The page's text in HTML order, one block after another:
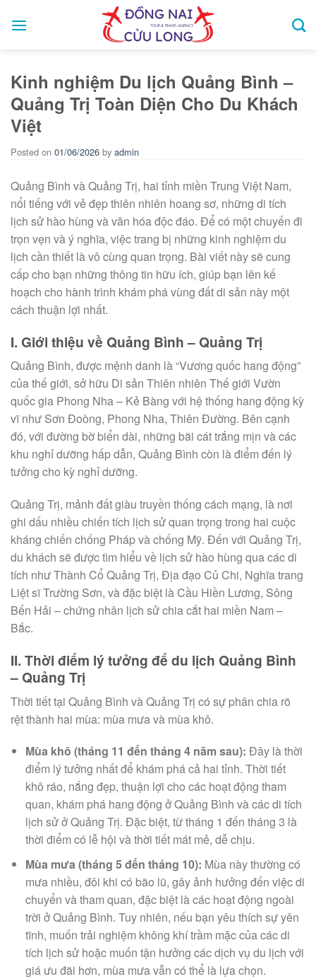
Kinh nghiệm Du lịch Quảng Bình –
Quảng Trị Toàn Diện Cho Du Khách
Việt
Posted on 01/06/2026 by admin
Quảng Bình và Quảng Trị, hai tỉnh miền Trung Việt Nam,
nổi tiếng với vẻ đẹp thiên nhiên hoang sơ, những di tích
lịch sử hào hùng và văn hóa độc đáo. Để có một chuyến đi
trọn vẹn và ý nghĩa, việc trang bị những kinh nghiệm du
lịch cần thiết là vô cùng quan trọng. Bài viết này sẽ cung
cấp cho bạn những thông tin hữu ích, giúp bạn lên kế
hoạch cho hành trình khám phá vùng đất di sản này một
cách thuận lợi nhất.
I. Giới thiệu về Quảng Bình – Quảng Trị
Quảng Bình, được mệnh danh là “Vương quốc hang động”
của thế giới, sở hữu Di sản Thiên nhiên Thế giới Vườn
quốc gia Phong Nha – Kẻ Bàng với hệ thống hang động kỳ
vĩ như Sơn Đoòng, Phong Nha, Thiên Đường. Bên cạnh
đó, với đường bờ biển dài, những bãi cát trắng mịn và các
khu nghỉ dưỡng hấp dẫn, Quảng Bình còn là điểm đến lý
tưởng cho kỳ nghỉ dưỡng.
Quảng Trị, mảnh đất giàu truyền thống cách mạng, là nơi
ghi dấu nhiều chiến tích lịch sử quan trọng trong hai cuộc
kháng chiến chống Pháp và chống Mỹ. Đến với Quảng Trị,
du khách sẽ được tìm hiểu về lịch sử hào hùng qua các di
tích như Thành Cổ Quảng Trị, Địa đạo Củ Chi, Nghĩa trang
Liệt sĩ Trường Sơn, và đặc biệt là Cầu Hiền Lương, Sông
Bến Hải – chứng nhân lịch sử chia cắt hai miền Nam –
Bắc.
II. Thời điểm lý tưởng để du lịch Quảng Bình
– Quảng Trị
Thời tiết tại Quảng Bình và Quảng Trị có sự phân chia rõ
rệt thành hai mùa: mùa mưa và mùa khô.
Mùa khô (tháng 11 đến tháng 4 năm sau): Đây là thời
điểm lý tưởng nhất để khám phá cả hai tỉnh. Thời tiết
khô ráo, nắng đẹp, thuận lợi cho các hoạt động tham
quan, khám phá hang động ở Quảng Bình và các di tích
lịch sử ở Quảng Trị. Đặc biệt, từ tháng 1 đến tháng 3 là
thời điểm có lễ hội và thời tiết mát mẻ, dễ chịu.
Mùa mưa (tháng 5 đến tháng 10): Mùa này thường có
mưa nhiều, đôi khi có bão lũ, gây ảnh hưởng đến việc di
chuyển và tham quan, đặc biệt là các hoạt động ngoài
trời ở Quảng Bình. Tuy nhiên, nếu bạn yêu thích sự yên
tĩnh, muốn trải nghiệm không khí trầm mặc của các di
tích lịch sử hoặc muốn tận hưởng các dịch vụ du lịch với
giá ưu đãi hơn, mùa mưa vẫn có thể là lựa chọn.